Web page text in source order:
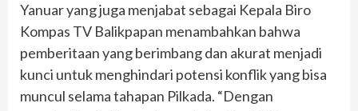
Yanuar yang juga menjabat sebagai Kepala Biro
Kompas TV Balikpapan menambahkan bahwa
pemberitaan yang berimbang dan akurat menjadi
kunci untuk menghindari potensi konflik yang bisa
muncul selama tahapan Pilkada. “Dengan